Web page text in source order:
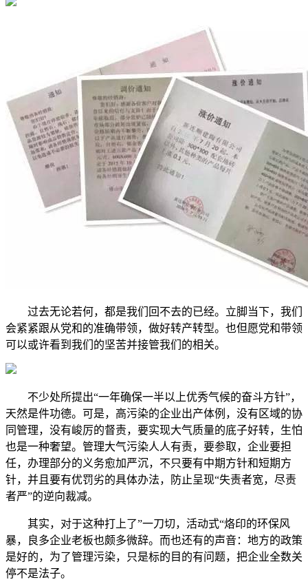
过去无论若何，都是我们回不去的已经。立脚当下，我们
会紧紧跟从党和的准确带领，做好转产转型。也但愿党和带领
可以或许看到我们的坚苦并接管我们的相关。
不少处所提出“一年确保一半以上优秀气候的奋斗方针”，
天然是件功德。可是，高污染的企业出产体例，没有区域的协
同管理，没有峻厉的督责，要实现大气质量的底子好转，生怕
也是一种奢望。管理大气污染人人有责，要参取，企业要担
任，办理部分的义务愈加严沉，不只要有中期方针和短期方
针，并且要有优罚劣的具体办法，防止呈现“失责者宽，尽责
者严”的逆向裁减。
其实，对于这种打上了”一刀切，活动式“烙印的环保风
暴，良多企业老板也颇多微辞。而也还有的声音：地方的政策
是好的，为了管理污染，只是标的目的有问题，把企业全数关
停不是法子。